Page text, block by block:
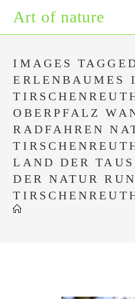
Inhalt
springen
Art of nature
IMAGES
ERLENBAUMES
OBERPFALZ
RADFAHREN
LAND DER
DER NATUR